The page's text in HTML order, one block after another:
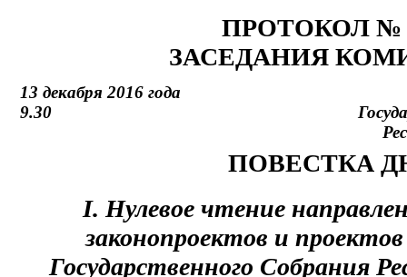
ПРОТОКОЛ №
ЗАСЕДАНИЯ
13 декабря 2016 года
9.30
ПОВЕСТКА
I. Нулевое чтение
законопроектов и
Государственного Собрания